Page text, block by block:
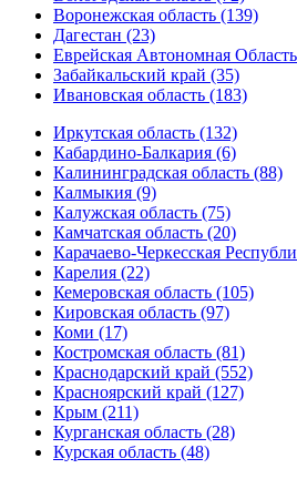
Воронежская область (139)
Дагестан (23)
Еврейская Автономная
Забайкальский край (35)
Ивановская область (183)
Иркутская область (132)
Кабардино-Балкария (6)
Калининградская область (88)
Калмыкия (9)
Калужская область (75)
Камчатская область (20)
Карачаево-Черкесская
Карелия (22)
Кемеровская область (105)
Кировская область (97)
Коми (17)
Костромская область (81)
Краснодарский край (552)
Красноярский край (127)
Крым (211)
Курганская область (28)
Курская область (48)